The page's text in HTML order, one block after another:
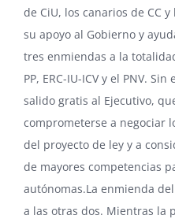
de CiU, los canarios de CC
su apoyo al Gobierno y
tres enmiendas a la
PP, ERC-IU-ICV y el PNV.
salido gratis al Ejecutivo,
comprometerse a negociar
del proyecto de ley y a
de mayores competencias
autónomas.La enmienda
a las otras dos. Mientras la